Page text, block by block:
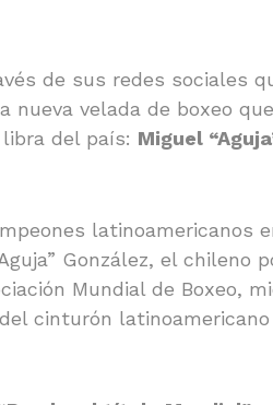
de sus redes sociales
nueva velada de boxeo
del país: Miguel
latinoamericanos
González, el chileno
Mundial de Boxeo,
cinturón